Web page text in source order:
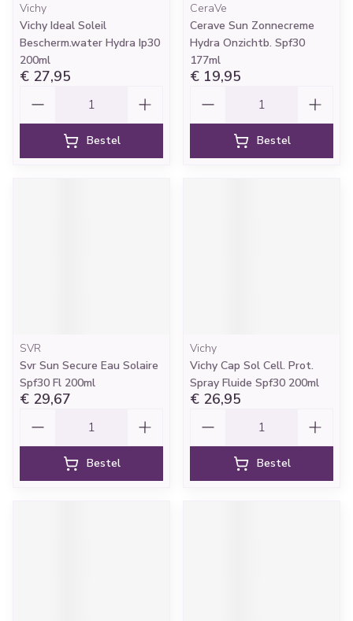
Vichy
Vichy Ideal Soleil
Bescherm.water Hydra Ip30
200ml
€ 27,95
Bestel
CeraVe
Cerave Sun Zonnecreme
Hydra Onzichtb. Spf30
177ml
€ 19,95
Bestel
SVR
Svr Sun Secure Eau Solaire
Spf30 Fl 200ml
€ 29,67
Bestel
Vichy
Vichy Cap Sol Cell. Prot.
Spray Fluide Spf30 200ml
€ 26,95
Bestel